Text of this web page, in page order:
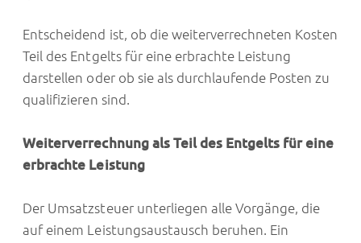
Entscheidend ist, ob die weiterverrechneten Kosten
Teil des Entgelts für eine erbrachte Leistung
darstellen oder ob sie als durchlaufende Posten zu
qualifizieren sind.
Weiterverrechnung als Teil des Entgelts für eine
erbrachte Leistung
Der Umsatzsteuer unterliegen alle Vorgänge, die
auf einem Leistungsaustausch beruhen. Ein